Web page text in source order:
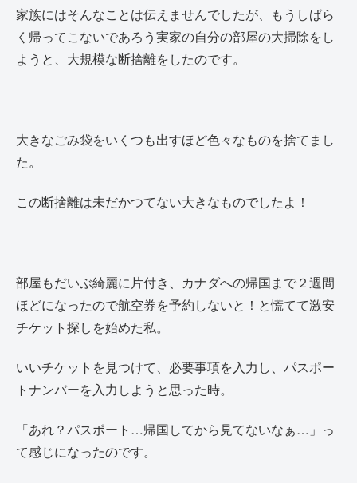
家族にはそんなことは伝えませんでしたが、もうしばら
く帰ってこないであろう実家の自分の部屋の大掃除をし
ようと、大規模な断捨離をしたのです。
大きなごみ袋をいくつも出すほど色々なものを捨てまし
た。
この断捨離は未だかつてない大きなものでしたよ！
部屋もだいぶ綺麗に片付き、カナダへの帰国まで２週間
ほどになったので航空券を予約しないと！と慌てて激安
チケット探しを始めた私。
いいチケットを見つけて、必要事項を入力し、パスポー
トナンバーを入力しようと思った時。
「あれ？パスポート…帰国してから見てないなぁ…」っ
て感じになったのです。